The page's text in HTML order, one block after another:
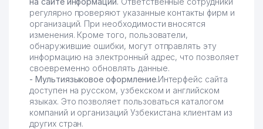
регулярно проверяют указанные контакты фирм и
организаций. При необходимости вносятся
изменения. Кроме того, пользователи,
обнаружившие ошибки, могут отправлять эту
информацию на электронный адрес, что позволяет
своевременно обновлять данные.
- Мультиязыковое оформление.Интерфейс сайта
доступен на русском, узбекском и английском
языках. Это позволяет пользоваться каталогом
компаний и организаций Узбекистана клиентам из
других стран.